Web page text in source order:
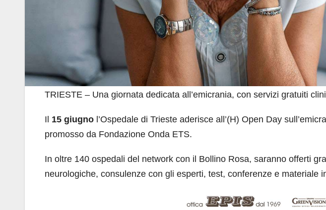
TRIESTE – Una giornata dedicata all’emicrania, con servizi gratuiti
Il 15 giugno l’Ospedale di Trieste aderisce all’(H) Open Day
promosso da Fondazione Onda ETS.
In oltre 140 ospedali del network con il Bollino Rosa, saranno offerti
neurologiche, consulenze con gli esperti, test, conferenze e materiale